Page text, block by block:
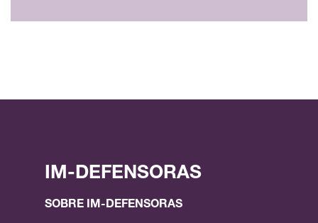
IM-DEFENSORAS
SOBRE IM-DEFENSORAS